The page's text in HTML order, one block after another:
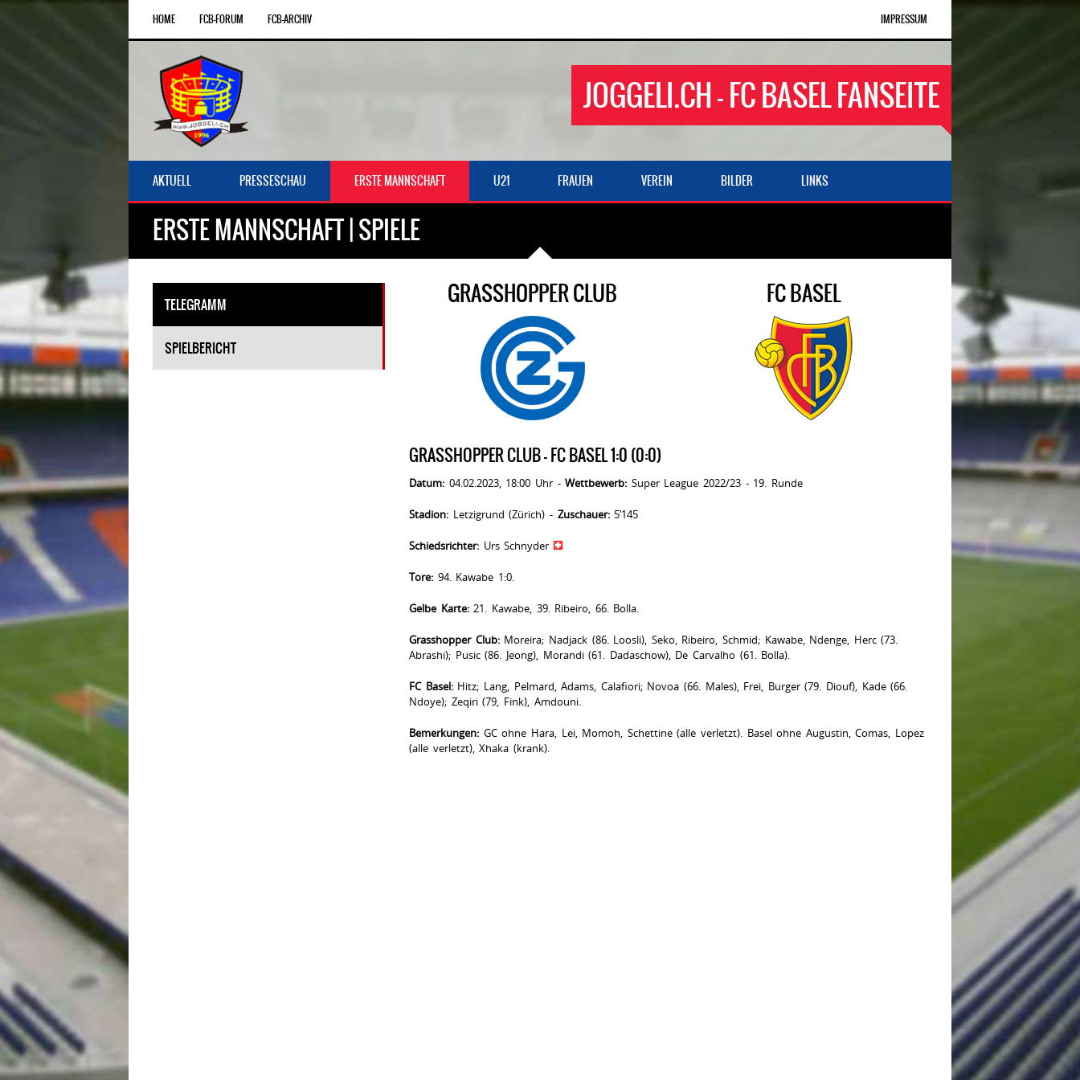
HOME FCB-FORUM FCB-ARCHIV IMPRESSUM
JOGGELI.CH - FC BASEL FANSEITE
AKTUELL PRESSESCHAU ERSTE MANNSCHAFT U21 FRAUEN VEREIN BILDER LINKS
ERSTE MANNSCHAFT | SPIELE
TELEGRAMM
SPIELBERICHT
GRASSHOPPER CLUB FC BASEL
GRASSHOPPER CLUB - FC BASEL 1:0 (0:0)
Datum: 04.02.2023, 18:00 Uhr -Wettbewerb: Super League 2022/23 - 19. Runde
Stadion: Letzigrund (Zürich) - Zuschauer:5’145
Schiedsrichter: Urs Schnyder
Tore: 94. Kawabe 1:0.
Gelbe Karte:21. Kawabe, 39. Ribeiro, 66. Bolla.
Grasshopper Club:Moreira; Nadjack (86. Loosli), Seko, Ribeiro, Schmid; Kawabe, Ndenge, Herc (73.
Abrashi); Pusic (86. Jeong), Morandi (61. Dadaschow), De Carvalho (61. Bolla).
FC Basel:Hitz; Lang, Pelmard, Adams, Calafiori; Novoa (66. Males), Frei, Burger (79. Diouf), Kade (66.
Ndoye); Zeqiri (79, Fink), Amdouni.
Bemerkungen: GC ohne Hara, Lei, Momoh, Schettine (alle verletzt). Basel ohne Augustin, Comas, Lopez
(alle verletzt), Xhaka (krank).